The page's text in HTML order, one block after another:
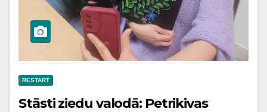
RESTART
Stāsti ziedu valodā: Petrikivas